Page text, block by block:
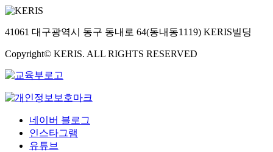
41061 대구광역시 동구 동내로 64(동내동1119) KERIS빌딩
Copyright© KERIS. ALL RIGHTS RESERVED
네이버 블로그
인스타그램
유튜브